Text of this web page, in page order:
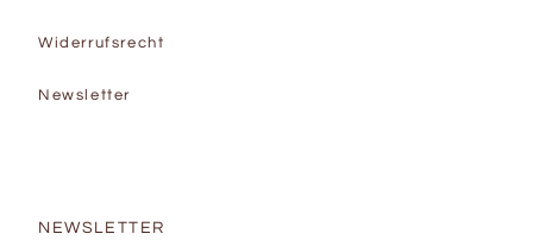
Widerrufsrecht
Newsletter
NEWSLETTER